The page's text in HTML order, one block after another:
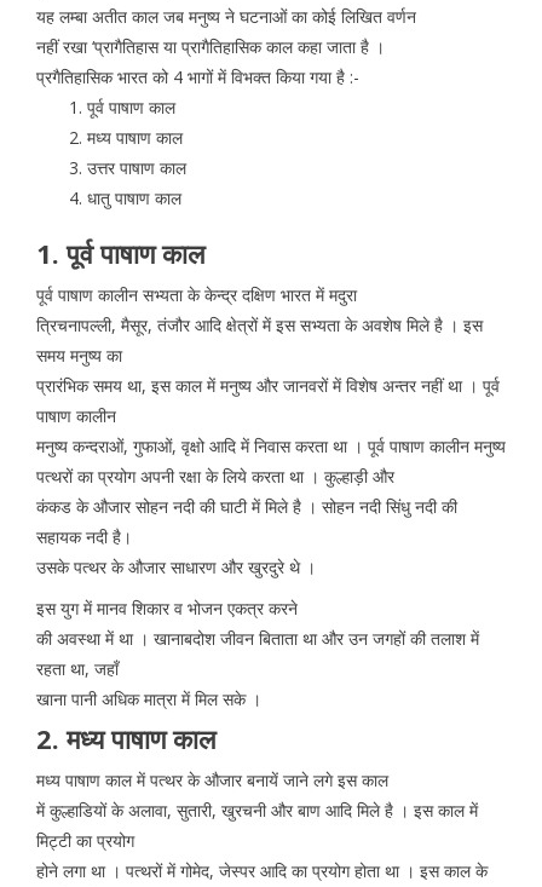
यह लम्बा अतीत काल जब मनुष्य ने घटनाओं का कोई लिखित वर्णन
नहीं रखा ‘प्रागैतिहास या प्रागैतिहासिक काल कहा जाता है ।
प्रगैतिहासिक भारत को 4 भागों में विभक्त किया गया है :-
पूर्व पाषाण काल
मध्य पाषाण काल
उत्तर पाषाण काल
धातु पाषाण काल
1. पूर्व पाषाण काल
पूर्व पाषाण कालीन सभ्यता के केन्द्र दक्षिण भारत में मदुरा
त्रिचनापल्ली, मैसूर, तंजौर आदि क्षेत्रों में इस सभ्यता के अवशेष मिले है । इस
समय मनुष्य का
प्रारंभिक समय था, इस काल में मनुष्य और जानवरों में विशेष अन्तर नहीं था । पूर्व
पाषाण कालीन
मनुष्य कन्दराओं, गुफाओं, वृक्षो आदि में निवास करता था । पूर्व पाषाण कालीन मनुष्य
पत्थरों का प्रयोग अपनी रक्षा के लिये करता था । कुल्हाड़ी और
कंकड के औजार सोहन नदी की घाटी में मिले है । सोहन नदी सिंधु नदी की
सहायक नदी है।
उसके पत्थर के औजार साधारण और खुरदुरे थे ।
इस युग में मानव शिकार व भोजन एकत्र करने
की अवस्था में था । खानाबदोश जीवन बिताता था और उन जगहों की तलाश में
रहता था, जहॉं
खाना पानी अधिक मात्रा में मिल सके ।
2. मध्य पाषाण काल
मध्य पाषाण काल में पत्थर के औजार बनायें जाने लगे इस काल
में कुल्हाडियों के अलावा, सुतारी, खुरचनी और बाण आदि मिले है । इस काल में
मिट्टी का प्रयोग
होने लगा था । पत्थरों में गोमेद, जेस्पर आदि का प्रयोग होता था । इस काल के